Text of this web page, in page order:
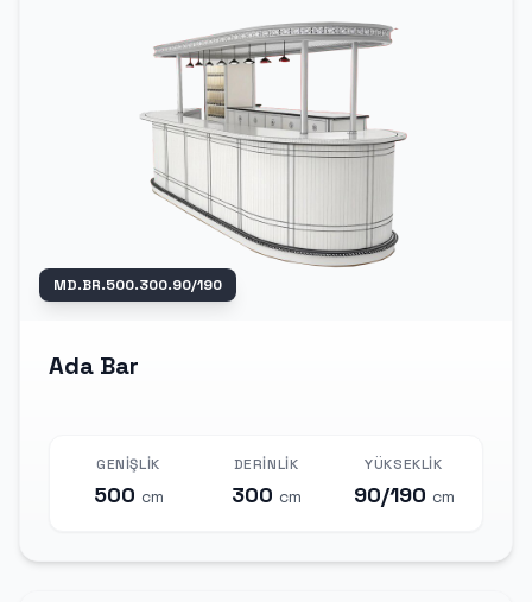
MD.BR.500.300.90/190
Ada Bar
GENIŞLIK
500 cm
DERINLIK
300 cm
YÜKSEKLIK
90/190 cm